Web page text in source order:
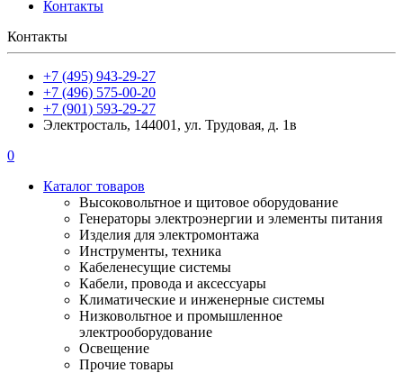
Контакты
Контакты
+7 (495) 943-29-27
+7 (496) 575-00-20
+7 (901) 593-29-27
Электросталь, 144001, ул. Трудовая, д. 1в
0
Каталог товаров
Высоковольтное и щитовое оборудование
Генераторы электроэнергии и элементы питания
Изделия для электромонтажа
Инструменты, техника
Кабеленесущие системы
Кабели, провода и аксессуары
Климатические и инженерные системы
Низковольтное и промышленное
электрооборудование
Освещение
Прочие товары